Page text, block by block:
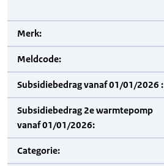
Merk:
Meldcode:
Subsidiebedrag vanaf 01/01/2026 :
Subsidiebedrag 2e warmtepomp
vanaf 01/01/2026:
Categorie: